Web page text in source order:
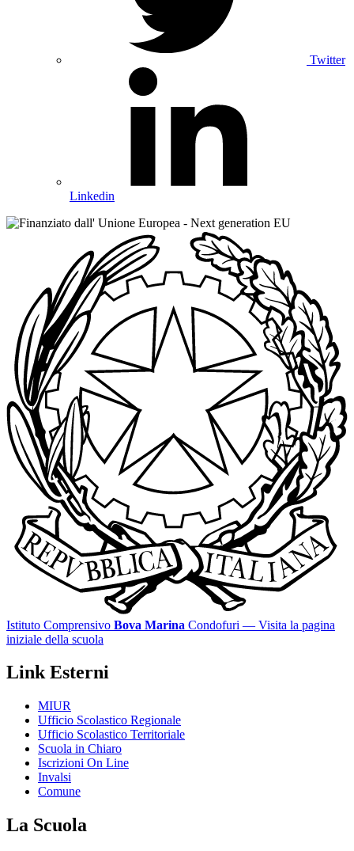
Twitter
Linkedin
Istituto Comprensivo Bova Marina Condofuri — Visita la pagina
iniziale della scuola
Link Esterni
MIUR
Ufficio Scolastico Regionale
Ufficio Scolastico Territoriale
Scuola in Chiaro
Iscrizioni On Line
Invalsi
Comune
La Scuola